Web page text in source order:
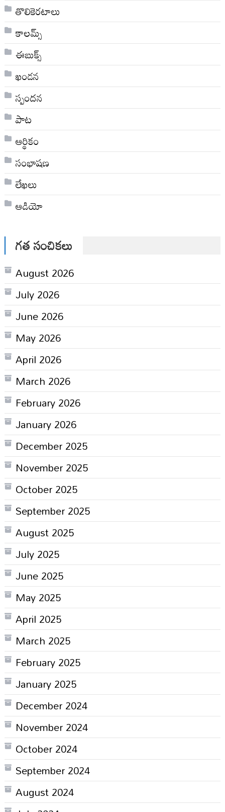
తొలికెరటాలు
కాలమ్స్
ఈబుక్స్
ఖండన
స్పందన
పాట
ఆర్థికం
సంభాషణ
లేఖలు
ఆడియో
గత సంచికలు
August 2026
July 2026
June 2026
May 2026
April 2026
March 2026
February 2026
January 2026
December 2025
November 2025
October 2025
September 2025
August 2025
July 2025
June 2025
May 2025
April 2025
March 2025
February 2025
January 2025
December 2024
November 2024
October 2024
September 2024
August 2024